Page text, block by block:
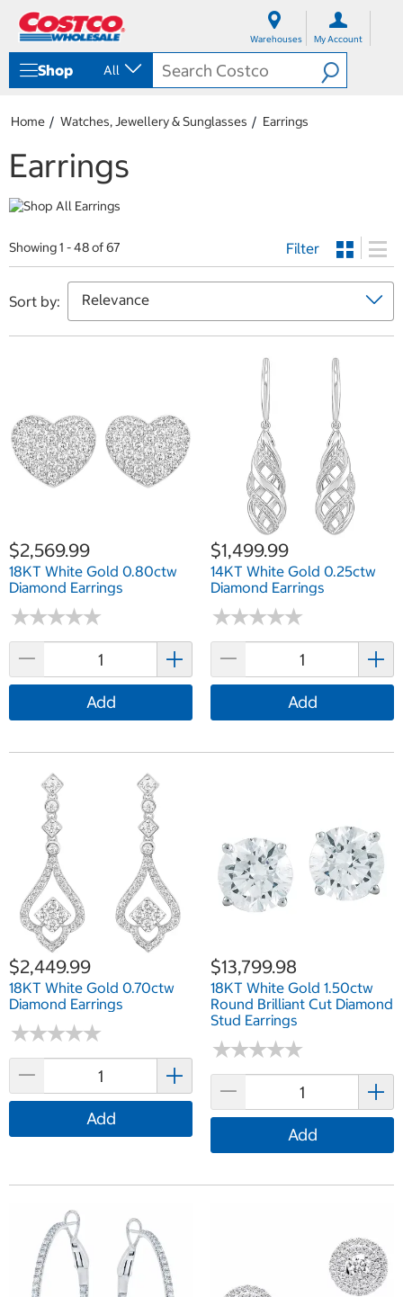
Warehouses My Account
Shop All
Home Watches, Jewellery & Sunglasses Earrings
Earrings
Showing 1 - 48 of 67 Filter
Sort by:
$2,569.99
18KT White Gold 0.80ctw
Diamond Earrings
★★★★★
★★★★★
Add
$1,499.99
14KT White Gold 0.25ctw
Diamond Earrings
★★★★★
★★★★★
Add
$2,449.99
18KT White Gold 0.70ctw
Diamond Earrings
★★★★★
★★★★★
Add
$13,799.98
18KT White Gold 1.50ctw
Round Brilliant Cut Diamond
Stud Earrings
★★★★★
★★★★★
Add